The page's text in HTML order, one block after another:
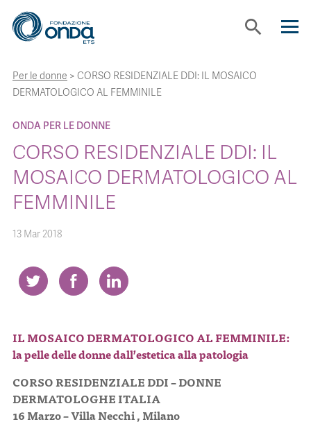
search
CHI SIAMO
CON CHI LAVORIAMO
STRUMENTI
CONTATTI
Per le donne > CORSO RESIDENZIALE DDI: IL MOSAICO
DERMATOLOGICO AL FEMMINILE
ONDA PER LE DONNE
CORSO RESIDENZIALE DDI: IL
MOSAICO DERMATOLOGICO AL
FEMMINILE
13 Mar 2018
IL MOSAICO DERMATOLOGICO AL FEMMINILE:
la pelle delle donne dall’estetica alla patologia
CORSO RESIDENZIALE DDI – DONNE
DERMATOLOGHE ITALIA
16 Marzo – Villa Necchi , Milano